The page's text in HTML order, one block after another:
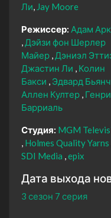
Ли Jay Moore
Режиссер: Адам
Дэйзи фон Шерлер
Майер
Дэниэл
Джастин Ли
Колин
Бакси
Эдвард
Аллен Култер Генри
Барриаль
Студия: MGM
Holmes Quality Yarns
SDI Media epix
Дата выхода
3 сезон 7 серия